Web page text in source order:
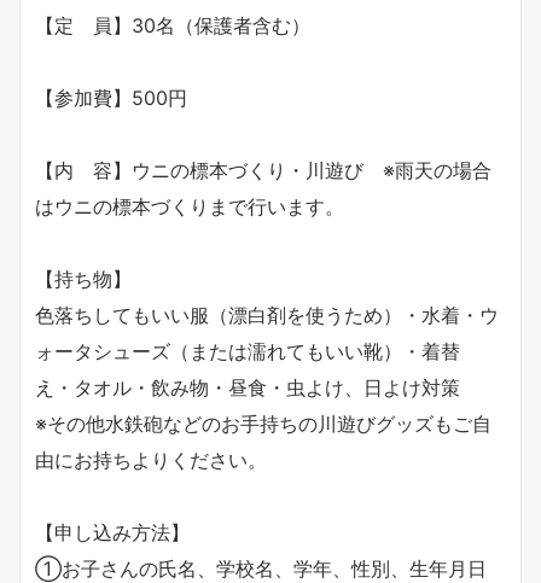
【定 員】30名（保護者含む）
【参加費】500円
【内 容】ウニの標本づくり・川遊び ※雨天の場合
はウニの標本づくりまで行います。
【持ち物】
色落ちしてもいい服（漂白剤を使うため）・水着・ウ
ォータシューズ（または濡れてもいい靴）・着替
え・タオル・飲み物・昼食・虫よけ、日よけ対策
※その他水鉄砲などのお手持ちの川遊びグッズもご自
由にお持ちよりください。
【申し込み方法】
①お子さんの氏名、学校名、学年、性別、生年月日